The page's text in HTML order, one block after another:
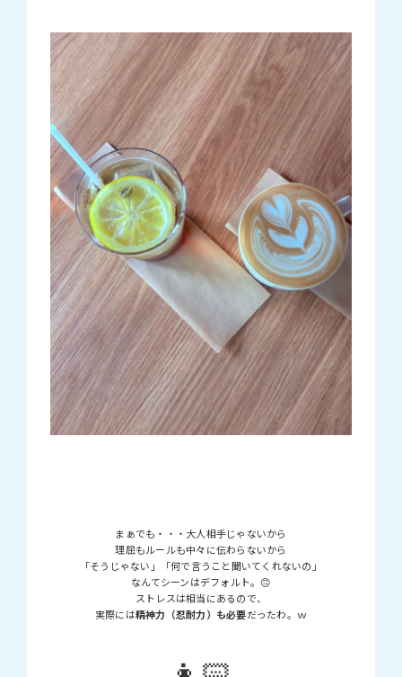
まぁでも・・・大人相手じゃないから
理屈もルールも中々に伝わらないから
「そうじゃない」「何で言うこと聞いてくれないの」
なんてシーンはデフォルト。🙃
ストレスは相当にあるので、
実際には精神力（忍耐力）も必要だったわ。ｗ